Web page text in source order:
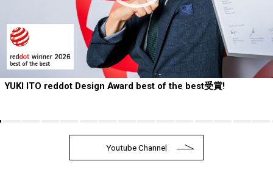
YUKI ITO reddot Design Award best of the best受賞!
Youtube Channel